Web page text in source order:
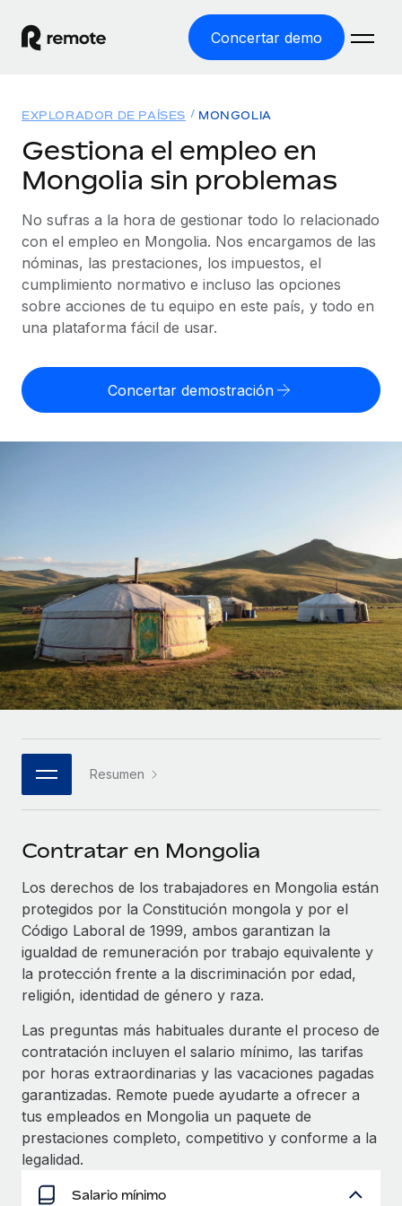
Concertar demo
EMPLEO GLOBAL
Nómina global
Gestiona las nóminas de forma sencilla y conforme a la
legalidad.
Employer of Record
Expándete en todo el mundo sin gastar en entidades.
cumpliendo la normativa.
INFRAESTRUCTURA
Conexión Remote
Integra los RR. HH. en tus flujos de trabajo sin
complicaciones.
Plataforma
Funciones esenciales de RR. HH. integradas para tu
Conectar
Conecta cualquier herramienta de IA con Remote
Optimiza los procesos con herramientas empresariales
esenciales.
SERVICIOS
Pregunta a un experto
Obtén ayuda de gente experta en RR. HH. globales
Comprobaciones de antecedentes
Simplifica los procesos de cribado de candidatos.
Cumplimiento normativo
Adelántate a los riesgos de cumplimiento
normativo.
Gestión de dispositivos
Soluciones
COBERTURA MUNDIAL
Explorador de países
Consulta el soporte del empleo global según el país.
Explorador estatal de EE. UU.
Simplifica la contratación en todos los estados de EE.
Comparador de Remote
Compáranos con otras empresas.
Mediana empresa
Amplía tu equipo con soluciones de RR. HH.
personalizadas.
Empresa
RR. HH. globales para grandes empresas.
ASOCIARSE
Socios tecnológicos estratégicos
Integra la gestión de los RR. HH. globales en tu
Asociarse
Remote Build Próximamente
Consultoría de integraciones y automatización con IA.
CASOS PRÁCTICOS
Recursos
HERRAMIENTAS Y CALCULADORAS
Calculadora del riesgo de clasificación errónea
Consulta el riesgo de clasificación errónea por país.
cualquier país.
Guías y recursos
Casos prácticos
Glosario de RR. HH.
Listas de verificación y plantillas
Biblioteca de descripciones de puestos
Webinarios
Información sobre salarios y talento
Obtén ayuda
Consulta todos los recursos
BLOG
Nómina global
EOR y PEO
Contractor Management
Impuestos
Precios
English
Nederlands
Español
Italiano
Português (Portugal)
日本語
한국어
中文（简体）
EXPLORADOR DE PAÍSES MONGOLIA
Gestiona el empleo en
Mongolia sin problemas
No sufras a la hora de gestionar todo lo relacionado
con el empleo en Mongolia. Nos encargamos de las
nóminas, las prestaciones, los impuestos, el
cumplimiento normativo e incluso las opciones
sobre acciones de tu equipo en este país, y todo en
una plataforma fácil de usar.
Concertar demostración
Resumen
Contratar en Mongolia
Los derechos de los trabajadores en Mongolia están
protegidos por la Constitución mongola y por el
Código Laboral de 1999, ambos garantizan la
igualdad de remuneración por trabajo equivalente y
la protección frente a la discriminación por edad,
religión, identidad de género y raza.
Las preguntas más habituales durante el proceso de
contratación incluyen el salario mínimo, las tarifas
por horas extraordinarias y las vacaciones pagadas
garantizadas. Remote puede ayudarte a ofrecer a
tus empleados en Mongolia un paquete de
prestaciones completo, competitivo y conforme a la
legalidad.
Salario mínimo